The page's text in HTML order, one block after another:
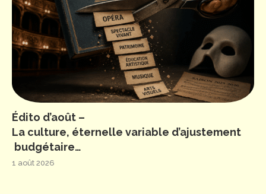
Édito d’août –
La culture, éternelle variable d’ajustement
budgétaire…
1 août 2026